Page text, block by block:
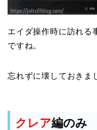
エイダ操作時に訪れる
ですね。
忘れずに壊しておきま
クレア編のみ